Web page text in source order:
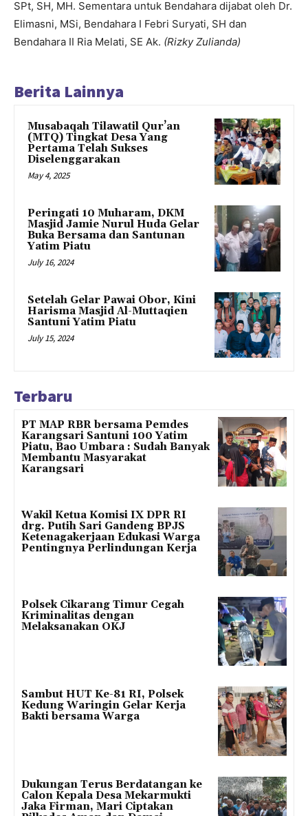
SPt, SH, MH. Sementara untuk Bendahara dijabat oleh Dr.
Elimasni, MSi, Bendahara I Febri Suryati, SH dan
Bendahara II Ria Melati, SE Ak. (Rizky Zulianda)
Berita Lainnya
Musabaqah Tilawatil Qur’an
(MTQ) Tingkat Desa Yang
Pertama Telah Sukses
Diselenggarakan
May 4, 2025
Peringati 10 Muharam, DKM
Masjid Jamie Nurul Huda Gelar
Buka Bersama dan Santunan
Yatim Piatu
July 16, 2024
Setelah Gelar Pawai Obor, Kini
Harisma Masjid Al-Muttaqien
Santuni Yatim Piatu
July 15, 2024
Terbaru
PT MAP RBR bersama Pemdes
Karangsari Santuni 100 Yatim
Piatu, Bao Umbara : Sudah Banyak
Membantu Masyarakat
Karangsari
Wakil Ketua Komisi IX DPR RI
drg. Putih Sari Gandeng BPJS
Ketenagakerjaan Edukasi Warga
Pentingnya Perlindungan Kerja
Polsek Cikarang Timur Cegah
Kriminalitas dengan
Melaksanakan OKJ
Sambut HUT Ke-81 RI, Polsek
Kedung Waringin Gelar Kerja
Bakti bersama Warga
Dukungan Terus Berdatangan ke
Calon Kepala Desa Mekarmukti
Jaka Firman, Mari Ciptakan